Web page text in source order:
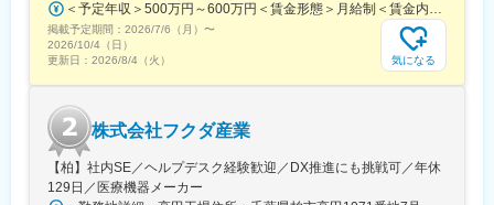
＜予定年収＞500万円～600万円＜賃金形態＞月給制＜賃金内訳＞月額（基本給）：300,000円～350,000円＜月給＞300,000円～350,000円＜昇給有無＞有＜残業手当＞有＜給与補足＞上記年収は、あくまで目安であり、前職・経験を考慮し検討させて頂きます。■昇給：あり■賞与：あり※会社業績と個人業績に応じて算定されます。賃金はあくまでも目安の金額であり、選考を通じて上下する可能性があります。月給(月額)は固定手当を含めた表記です。
掲載予定期間： 2026/7/6（月） 〜
2026/10/4（日）
更新日： 2026/8/4（火） 気になる
株式会社フクダ産業
【柏】社内SE／ヘルプデスク経験歓迎／DX推進にも挑戦可／年休
129日／医療機器メーカー